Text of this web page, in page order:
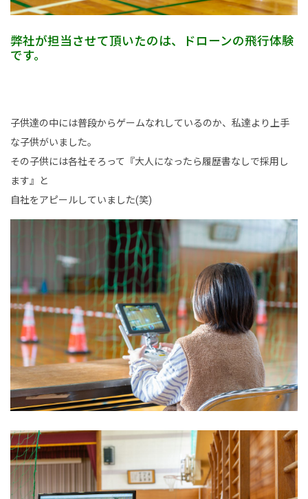
弊社が担当させて頂いたのは、ドローンの飛行体験
です。
子供達の中には普段からゲームなれしているのか、私達より上手
な子供がいました。
その子供には各社そろって『大人になったら履歴書なしで採用し
ます』と
自社をアピールしていました(笑)
お問い合わせ